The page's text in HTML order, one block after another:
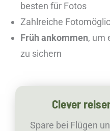
besten für Fotos
Zahlreiche
Früh ankommen, um
zu sichern
Clever
Spare bei Flügen